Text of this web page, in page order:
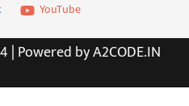
YouTube
Powered by A2CODE.IN